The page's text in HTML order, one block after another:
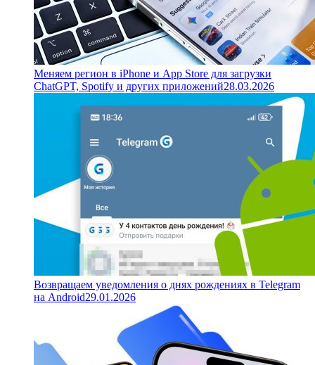
Меняем регион в iPhone и App Store для загрузки
ChatGPT, Spotify и других приложений28.03.2026
Возвращаем уведомления о днях рождениях в Telegram
на Android29.01.2026